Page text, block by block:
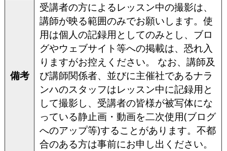
備考
受講者の方によるレッスン中の撮影は、
講師が映る範囲のみでお願いします。使
用は個人の記録用としてのみとし、ブロ
グやウェブサイト等への掲載は、恐れ入
りますがお控えください。 なお、講師及
び講師関係者、並びに主催社であるナラ
ンハのスタッフはレッスン中に記録用と
して撮影し、受講者の皆様が被写体にな
っている静止画・動画を二次使用(ブログ
へのアップ等)することがあります。不都
合のある方は事前にお申し出ください。